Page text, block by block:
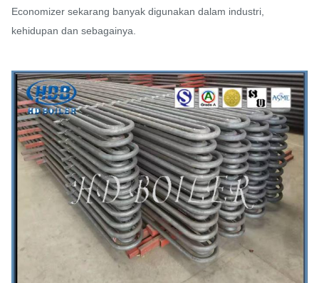
Economizer sekarang banyak digunakan dalam industri,
kehidupan dan sebagainya.